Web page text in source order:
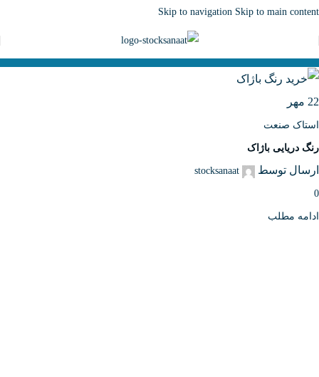
Skip to navigation Skip to main content
22 مهر
استاک صنعت
رنگ دریایی باژاک
ارسال توسط stocksanaat
0
ادامه مطلب